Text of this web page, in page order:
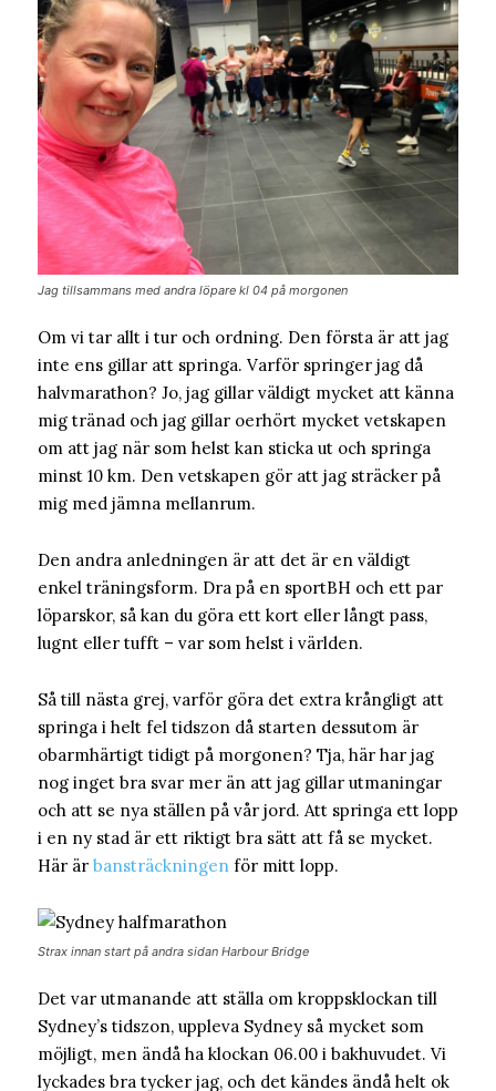
Jag tillsammans med andra löpare kl 04 på morgonen
Om vi tar allt i tur och ordning. Den första är att jag
inte ens gillar att springa. Varför springer jag då
halvmarathon? Jo, jag gillar väldigt mycket att känna
mig tränad och jag gillar oerhört mycket vetskapen
om att jag när som helst kan sticka ut och springa
minst 10 km. Den vetskapen gör att jag sträcker på
mig med jämna mellanrum.
Den andra anledningen är att det är en väldigt
enkel träningsform. Dra på en sportBH och ett par
löparskor, så kan du göra ett kort eller långt pass,
lugnt eller tufft – var som helst i världen.
Så till nästa grej, varför göra det extra krångligt att
springa i helt fel tidszon då starten dessutom är
obarmhärtigt tidigt på morgonen? Tja, här har jag
nog inget bra svar mer än att jag gillar utmaningar
och att se nya ställen på vår jord. Att springa ett lopp
i en ny stad är ett riktigt bra sätt att få se mycket.
Här är bansträckningen för mitt lopp.
Strax innan start på andra sidan Harbour Bridge
Det var utmanande att ställa om kroppsklockan till
Sydney’s tidszon, uppleva Sydney så mycket som
möjligt, men ändå ha klockan 06.00 i bakhuvudet. Vi
lyckades bra tycker jag, och det kändes ändå helt ok